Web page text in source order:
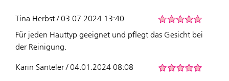
Tina Herbst / 03.07.2024 13:40
Für jeden Hauttyp geeignet und pflegt das Gesicht bei
der Reinigung.
Karin Santeler / 04.01.2024 08:08